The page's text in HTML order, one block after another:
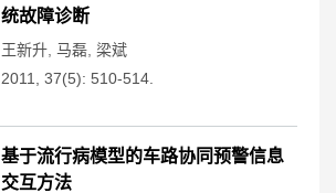
统故障诊断
王新升 马磊 梁斌
2011, 37(5): 510-514.
基于流行病模型的车路协同预警信息
交互方法